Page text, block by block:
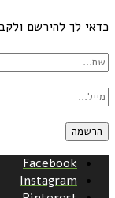
כדאי לך להירשם
Facebook
Instagram